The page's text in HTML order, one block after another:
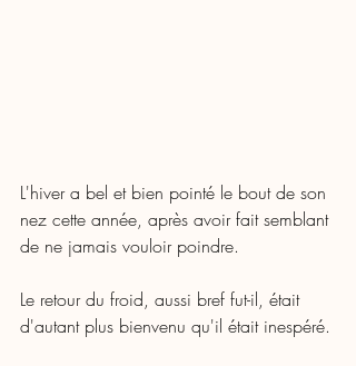
L'hiver a bel et bien pointé le bout de son
nez cette année, après avoir fait semblant
de ne jamais vouloir poindre.
Le retour du froid, aussi bref fut-il, était
d'autant plus bienvenu qu'il était inespéré.